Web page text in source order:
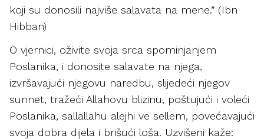
koji su donosili najviše salavata na mene.” (Ibn
Hibban)
O vjernici, oživite svoja srca spominjanjem
Poslanika, i donosite salavate na njega,
izvršavajući njegovu naredbu, slijedeći njegov
sunnet, tražeći Allahovu blizinu, poštujući i voleći
Poslanika, sallallahu alejhi ve sellem, povećavajući
svoja dobra dijela i brišući loša. Uzvišeni kaže: